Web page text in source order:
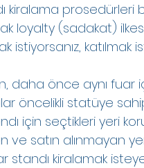
kiralama prosedürleri
loyalty (sadakat)
istiyorsanız,
daha önce aynı fuar
öncelikli statüye
için seçtikleri yeri
satın alınmayan
standı kiralamak